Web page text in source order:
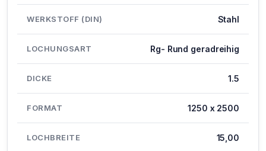
WERKSTOFF (DIN) Stahl
LOCHUNGSART Rg- Rund geradreihig
DICKE 1.5
FORMAT 1250 x 2500
LOCHBREITE 15,00